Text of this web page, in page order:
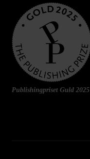
Publishingpriset Guld 2025